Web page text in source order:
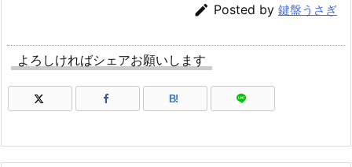
 Posted by 鍵盤うさぎ
よろしければシェアお願いします
B!